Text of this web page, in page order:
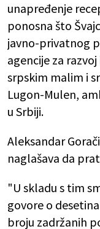
unapređenje
ponosna što
javno-privatnog
agencije za
srpskim malim i
Lugon-Mulen,
u Srbiji.
Aleksandar
naglašava da
"U skladu s tim
govore o
broju zadržanih